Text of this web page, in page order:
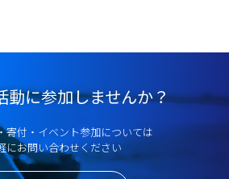
動に参加しませんか？
寄付・イベント参加については
にお問い合わせください